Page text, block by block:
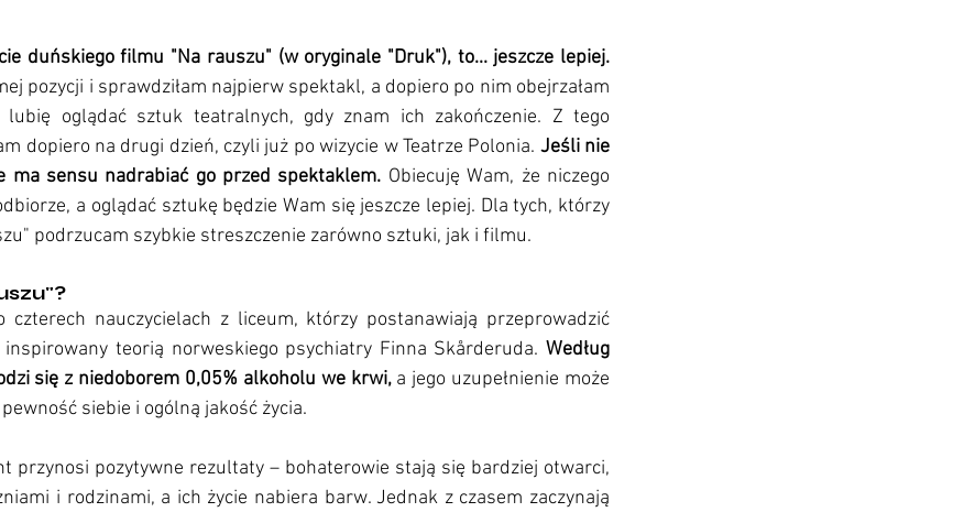
pozycji i sprawdziłam najpierw spektakl, a dopiero po nim obejrzałam
oglądać sztuk teatralnych, gdy znam ich zakończenie. Z tego
dopiero na drugi dzień, czyli już po wizycie w Teatrze Polonia. Jeśli nie
ma sensu nadrabiać go przed spektaklem. Obiecuję Wam, że niczego
a oglądać sztukę będzie Wam się jeszcze lepiej. Dla tych, którzy
podrzucam szybkie streszczenie zarówno sztuki, jak i filmu.
czterech nauczycielach z liceum, którzy postanawiają przeprowadzić
teorią norweskiego psychiatry Finna Skårderuda. Według
się z niedoborem 0,05% alkoholu we krwi, a jego uzupełnienie może
siebie i ogólną jakość życia.
przynosi pozytywne rezultaty – bohaterowie stają się bardziej otwarci,
i rodzinami, a ich życie nabiera barw. Jednak z czasem zaczynają